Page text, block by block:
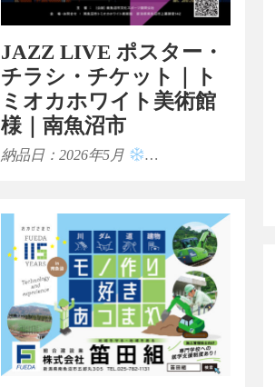
JAZZ LIVE ポスター・
チラシ・チケット｜ト
ミオカホワイト美術館
様｜南魚沼市
納品日：2026年5月 …